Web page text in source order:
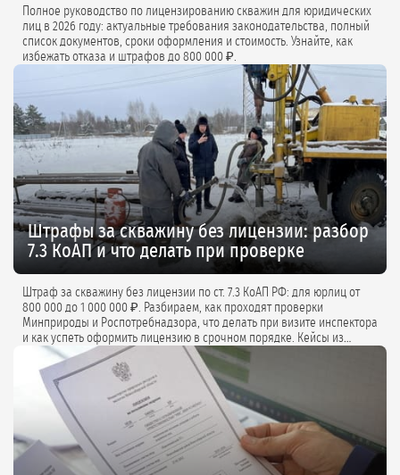
Полное руководство по лицензированию скважин для юридических
лиц в 2026 году: актуальные требования законодательства, полный
список документов, сроки оформления и стоимость. Узнайте, как
избежать отказа и штрафов до 800 000 ₽.
Штрафы за скважину без лицензии: разбор
7.3 КоАП и что делать при проверке
Штраф за скважину без лицензии по ст. 7.3 КоАП РФ: для юрлиц от
800 000 до 1 000 000 ₽. Разбираем, как проходят проверки
Минприроды и Роспотребнадзора, что делать при визите инспектора
и как успеть оформить лицензию в срочном порядке. Кейсы из
практики и советы экспертов.